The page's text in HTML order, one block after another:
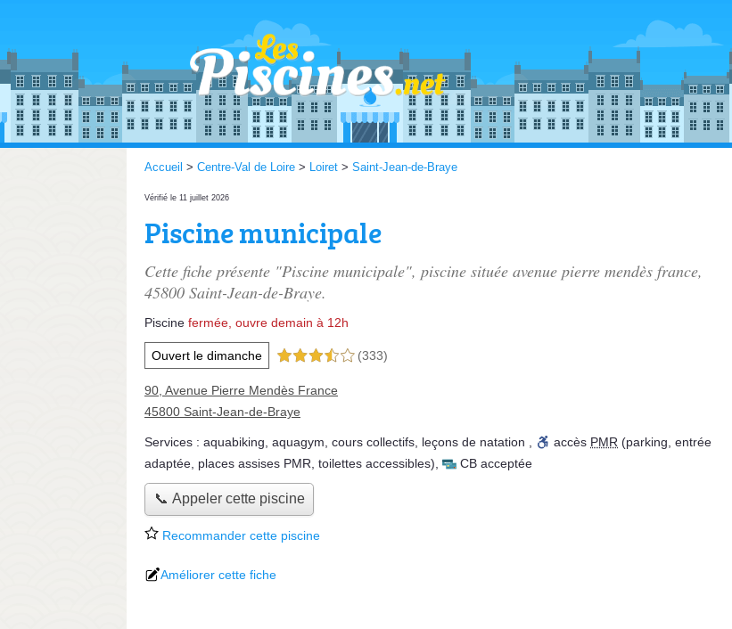
Accueil > Centre-Val de Loire > Loiret > Saint-Jean-de-Braye
Vérifié le 11 juillet 2026
Piscine municipale
Cette fiche présente "Piscine municipale", piscine située avenue pierre mendès france,
45800 Saint-Jean-de-Braye.
Piscine fermée, ouvre demain à 12h
Ouvert le dimanche 3,5 étoiles sur 5 (333)
90, Avenue Pierre Mendès France
45800 Saint-Jean-de-Braye
Services : aquabiking aquagym cours collectifs leçons de natation accès PMR (parking, entrée
adaptée, places assises PMR, toilettes accessibles)
CB acceptée
📞 Appeler cette piscine
Recommander cette piscine
Améliorer cette fiche